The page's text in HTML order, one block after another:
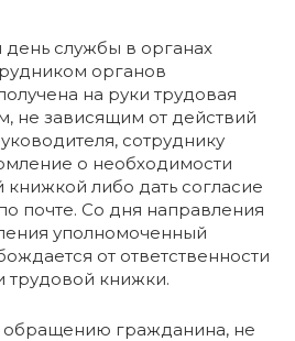
день службы в органах
органов
на руки трудовая
не зависящим от действий
сотруднику
о необходимости
книжкой либо дать согласие
почте. Со дня направления
уполномоченный
от ответственности
трудовой книжки.
обращению гражданина, не